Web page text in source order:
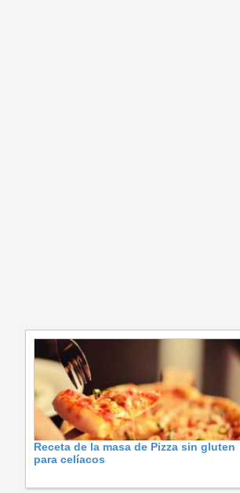
Receta de la masa de Pizza sin gluten
para celíacos